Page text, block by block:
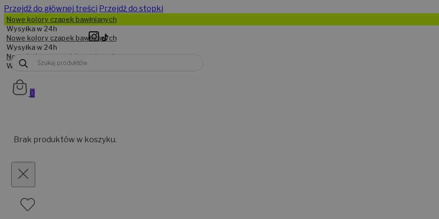
Przejdź do głównej treści Przejdź do stopki
Wyszukiwarka
produktów
0
Brak produktów w koszyku.